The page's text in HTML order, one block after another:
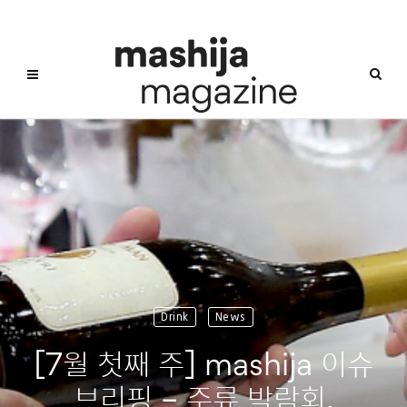
Drink News
[7월 첫째 주] mashija 이슈